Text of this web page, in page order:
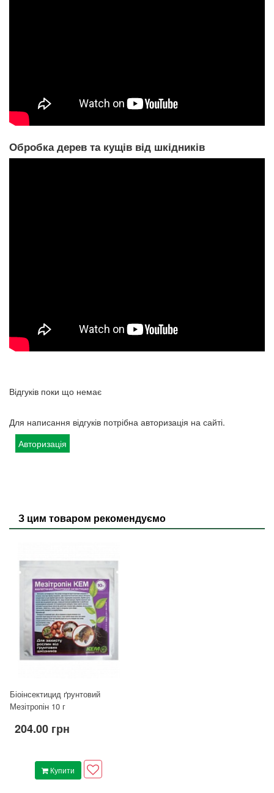
Обробка дерев та кущів від шкідників
Відгуків поки що немає
Для написання відгуків потрібна авторизація на сайті.
Авторизація
З цим товаром рекомендуємо
Біоінсектицид ґрунтовий
Мезітропін 10 г
204.00 грн
Купити